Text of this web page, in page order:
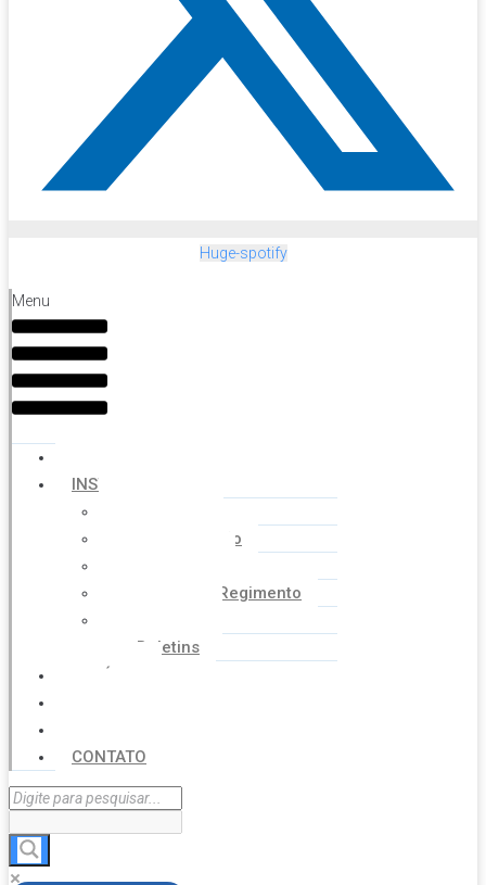
Huge-spotify
Menu
INSTITUCIONAL
Coordenação
Estatuto e Regimento
Boletins
NOTÍCIAS
CONTATO